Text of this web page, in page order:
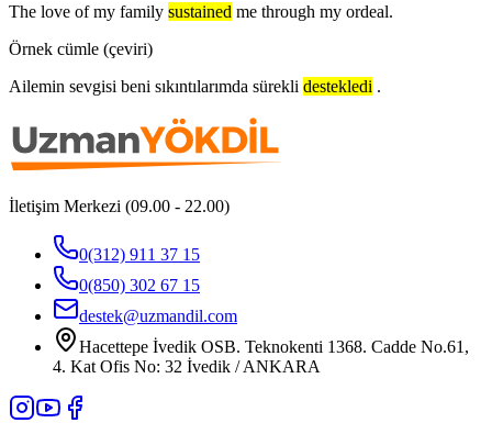
The love of my family sustained me through my ordeal.
Örnek cümle (çeviri)
Ailemin sevgisi beni sıkıntılarımda sürekli destekledi .
İletişim Merkezi (09.00 - 22.00)
0(312) 911 37 15
0(850) 302 67 15
destek@uzmandil.com
Hacettepe İvedik OSB. Teknokenti 1368. Cadde No.61,
4. Kat Ofis No: 32 İvedik / ANKARA